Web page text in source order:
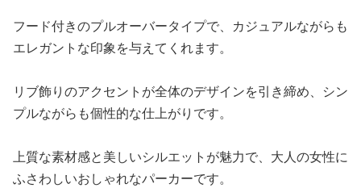
フード付きのプルオーバータイプで、カジュアルながらも
エレガントな印象を与えてくれます。
リブ飾りのアクセントが全体のデザインを引き締め、シン
プルながらも個性的な仕上がりです。
上質な素材感と美しいシルエットが魅力で、大人の女性に
ふさわしいおしゃれなパーカーです。